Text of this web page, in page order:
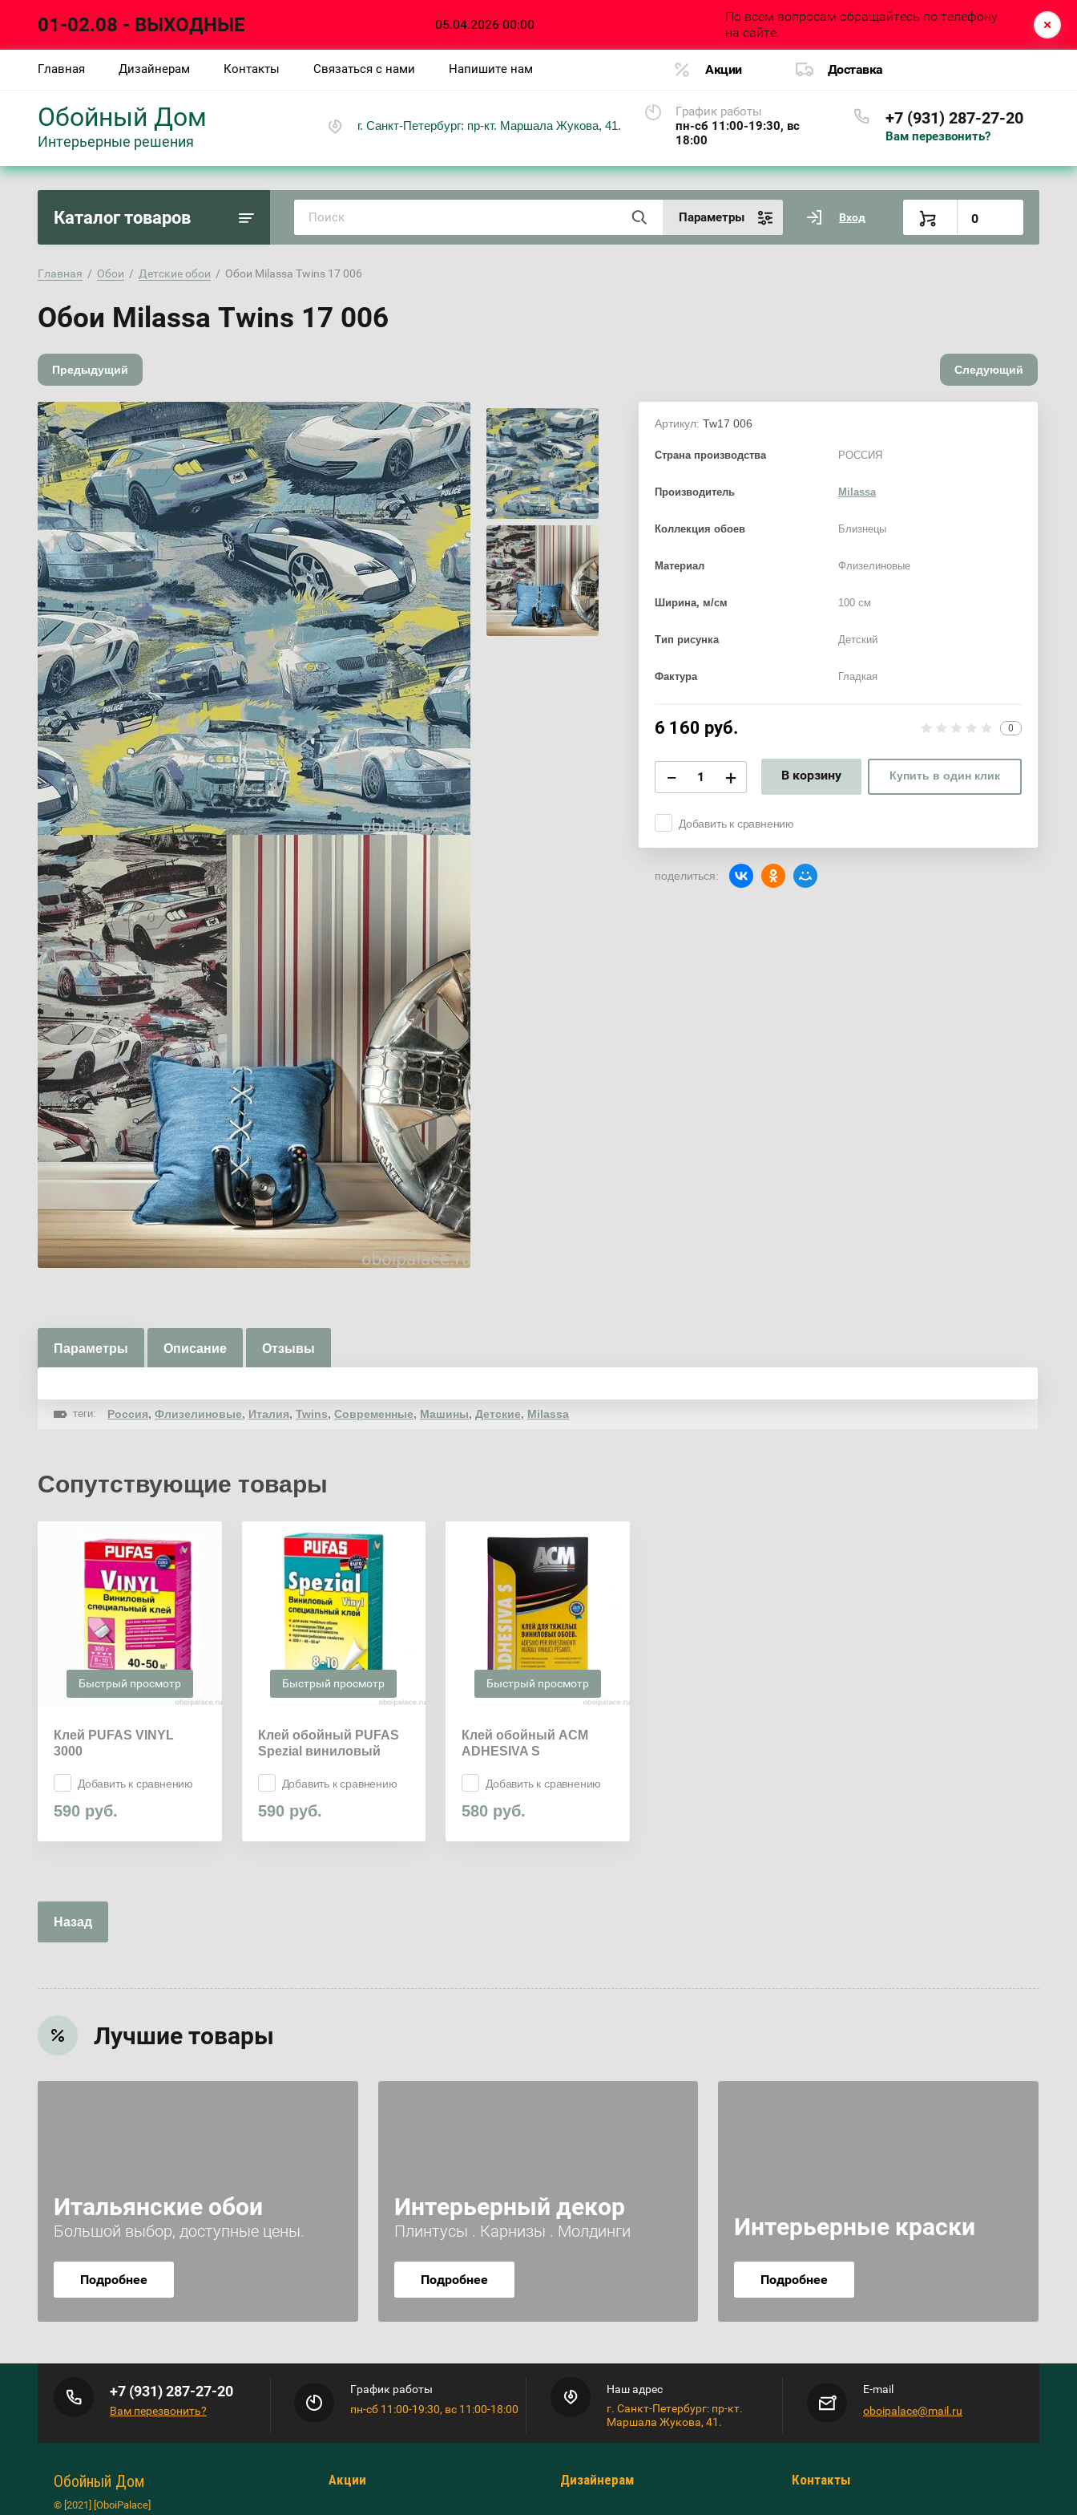
01-02.08 - ВЫХОДНЫЕ 05.04.2026 00:00
По всем вопросам обращайтесь по телефону
на сайте.
Главная Дизайнерам Контакты Связаться с нами Напишите нам Акции Доставка
Обойный Дом
Интерьерные решения
г. Санкт-Петербург: пр-кт. Маршала Жукова, 41.
График работы
пн-сб 11:00-19:30, вс
18:00
+7 (931) 287-27-20
Вам перезвонить?
Каталог товаров Параметры Вход 0
Главная
  /
Обои
  /
Детские обои
  /  Обои Milassa Twins 17 006
Обои Milassa Twins 17 006
Предыдущий Следующий
Артикул: Tw17 006
Производитель Milassa
Страна производства РОССИЯ
Коллекция обоев Близнецы
Материал Флизелиновые
Ширина, м/см 100 см
Тип рисунка Детский
Фактура Гладкая
6 160 руб. 0
− + В корзину Купить в один клик
Добавить к сравнению
поделиться:
Параметры Описание Отзывы
теги: Россия, Флизелиновые, Италия, Twins, Современные, Машины, Детские, Milassa
Сопутствующие товары
Быстрый просмотр
Клей PUFAS VINYL
3000
Добавить к сравнению
590 руб.
Быстрый просмотр
Клей обойный PUFAS
Spezial виниловый
Добавить к сравнению
590руб.
Быстрый просмотр
Клей обойный ACM
ADHESIVA S
Добавить к сравнению
580 руб.
Назад
Лучшие товары
Итальянские обои
Большой выбор, доступные цены.
Подробнее
Интерьерный декор
Плинтусы . Карнизы . Молдинги
Подробнее
Интерьерные краски
Подробнее
+7 (931) 287-27-20
Вам перезвонить?
График работы
пн-сб 11:00-19:30, вс 11:00-18:00
Наш адрес
г. Санкт-Петербург: пр-кт.
Маршала Жукова, 41.
E-mail
oboipalace@mail.ru
Обойный Дом
© [2021] [OboiPalace]
Акции Дизайнерам Контакты